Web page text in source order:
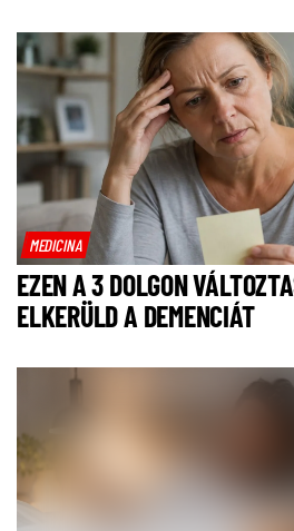
MEDICINA
EZEN A 3 DOLGON
ELKERÜLD A DEMENCIÁT